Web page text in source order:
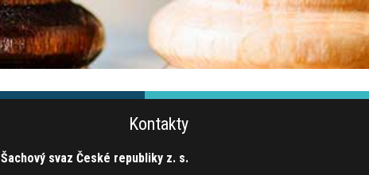
Kontakty
Šachový svaz České republiky z. s.